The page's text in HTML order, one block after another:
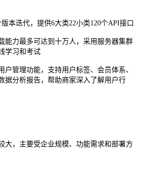
版本迭代，提供6大类22小类120个API接口
能力最多可达到十万人，采用服务器集群
学习和考试
户管理功能，支持用户标签、会员体系、
据分析报告，帮助商家深入了解用户行
大，主要受企业规模、功能需求和部署方